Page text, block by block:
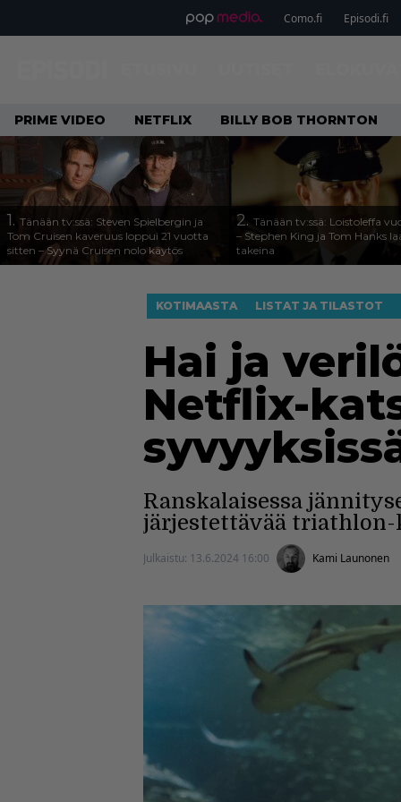
Como.fi Episodi.fi
PRIME VIDEO NETFLIX BILLY BOB THORNTON
1. Tänään tv:ssä: Steven Spielbergin ja
Tom Cruisen kaveruus loppui 21 vuotta
sitten – Syynä Cruisen nolo käytös
2. Tänään tv:ssä: Loistoleffa
– Stephen King ja Tom Hanks
takeina
KOTIMAASTA LISTAT JA TILASTOT
Hai ja
Netflix-
Ranskalaisessa
järjestettävää triathlon-
Julkaistu: 13.6.2024 16:00 Kami Launonen